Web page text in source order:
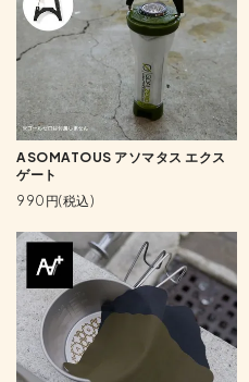
ASOMATOUS アソマタス エクス
ゲート
990円(税込)